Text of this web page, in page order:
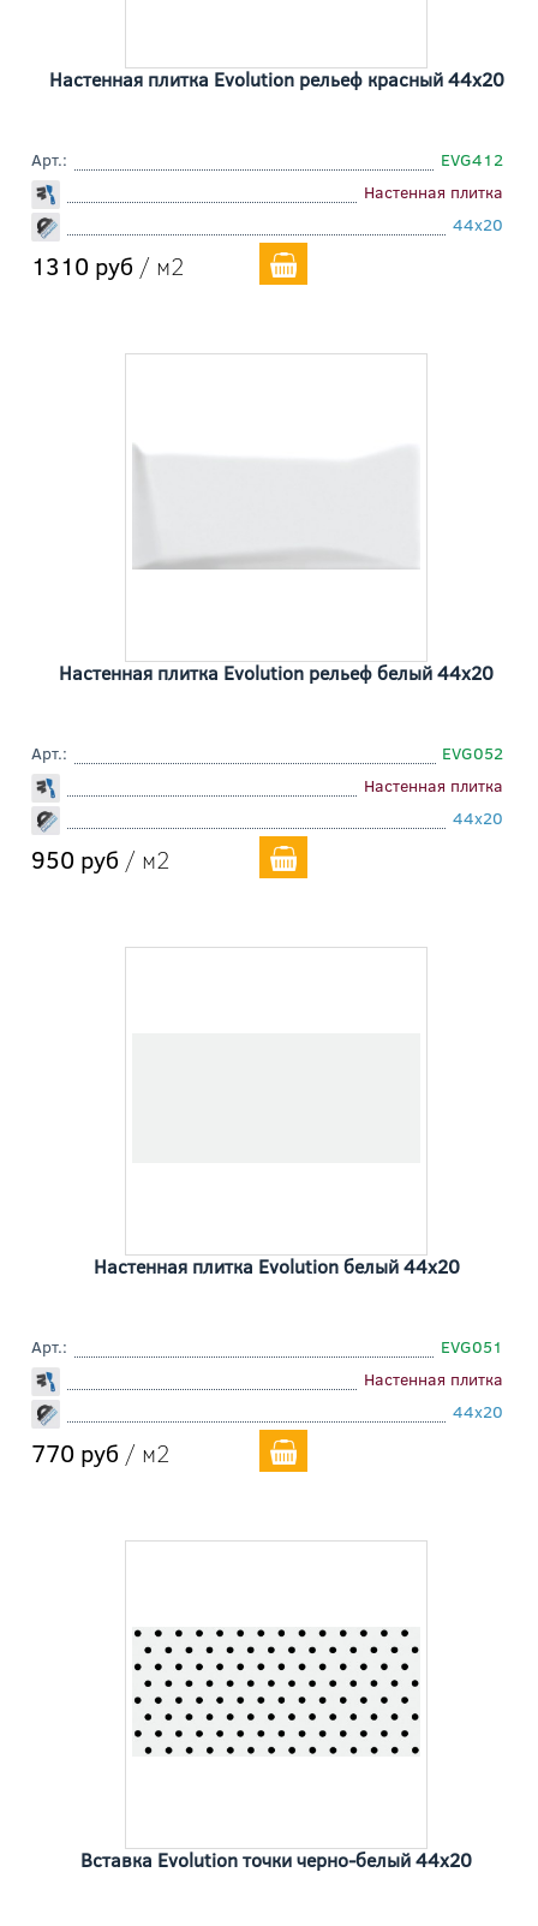
Настенная плитка Evolution рельеф красный 44x20
Арт.:
EVG412
Настенная плитка
44x20
1310 руб / м2
Настенная плитка Evolution рельеф белый 44x20
Арт.:
EVG052
Настенная плитка
44x20
950 руб / м2
Настенная плитка Evolution белый 44x20
Арт.:
EVG051
Настенная плитка
44x20
770 руб / м2
Вставка Evolution точки черно-белый 44x20